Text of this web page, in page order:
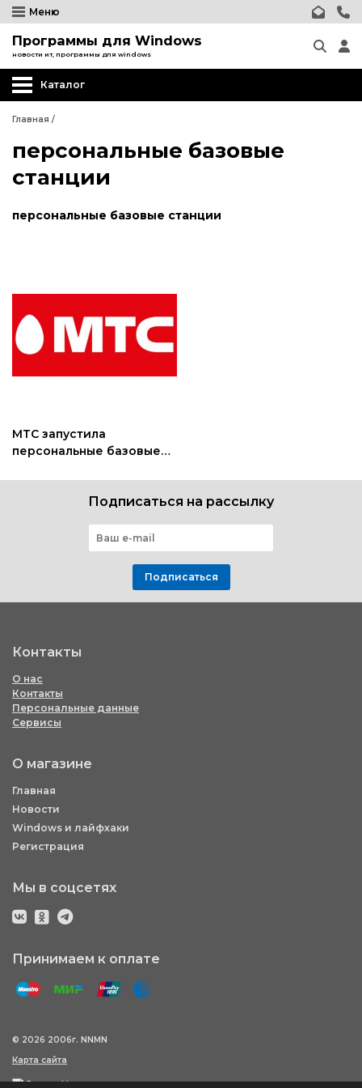
Меню
Программы для Windows
новости ит, программы для windows
Каталог
Главная /
персональные базовые
станции
персональные базовые станции
МТС запустила
персональные базовые
домашней связи
Подписаться на рассылку
Подписаться
Контакты
О нас
Контакты
Персональные данные
Сервисы
О магазине
Главная
Новости
Windows и лайфхаки
Регистрация
Мы в соцсетях
Принимаем к оплате
© 2026 2006г. NNMN
Карта сайта